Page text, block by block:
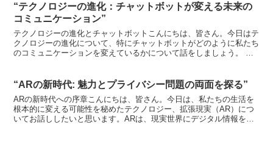
“テクノロジーの進化：チャットボットが変える未来の
コミュニケーション”
テクノロジーの進化とチャットボットこんにちは、皆さん。今日はテ
クノロジーの進化について、特にチャットボットがどのように私たち
のコミュニケーションを変えているかについて話をしましょう。 テ
“ARの新時代: 魅力とプライバシー問題の両面を探る”
ARの新時代への序章こんにちは、皆さん。今日は、私たちの生活を
根本的に変える可能性を秘めたテクノロジー、拡張現実（AR）につ
いてお話ししたいと思います。ARは、現実世界にデジタル情報を重